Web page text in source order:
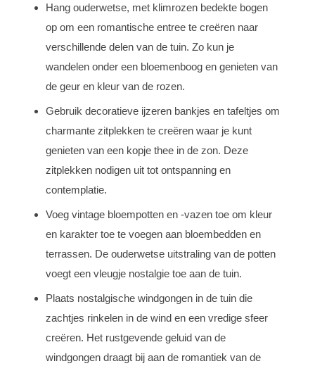
Hang ouderwetse, met klimrozen bedekte bogen
op om een romantische entree te creëren naar
verschillende delen van de tuin. Zo kun je
wandelen onder een bloemenboog en genieten van
de geur en kleur van de rozen.
Gebruik decoratieve ijzeren bankjes en tafeltjes om
charmante zitplekken te creëren waar je kunt
genieten van een kopje thee in de zon. Deze
zitplekken nodigen uit tot ontspanning en
contemplatie.
Voeg vintage bloempotten en -vazen toe om kleur
en karakter toe te voegen aan bloembedden en
terrassen. De ouderwetse uitstraling van de potten
voegt een vleugje nostalgie toe aan de tuin.
Plaats nostalgische windgongen in de tuin die
zachtjes rinkelen in de wind en een vredige sfeer
creëren. Het rustgevende geluid van de
windgongen draagt bij aan de romantiek van de